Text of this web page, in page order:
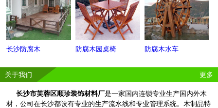
长沙防腐木 防腐木园桌椅 防腐木水车
关于我们 更多
长沙市芙蓉区顺珍装饰材料厂是一家国内连锁专业生产国内外木
材，公司在长沙都设有专业的生产流水线和专业管理系统。木制品特